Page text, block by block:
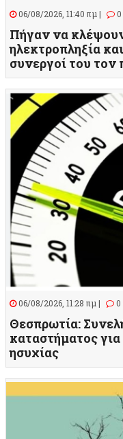
06/08/2026, 11:40 πμ |
Πήγαν να
ηλεκτροπληξία
συνεργοί του
06/08/2026, 11:28 πμ | 0
Θεσπρωτία:
καταστήματος
ησυχίας